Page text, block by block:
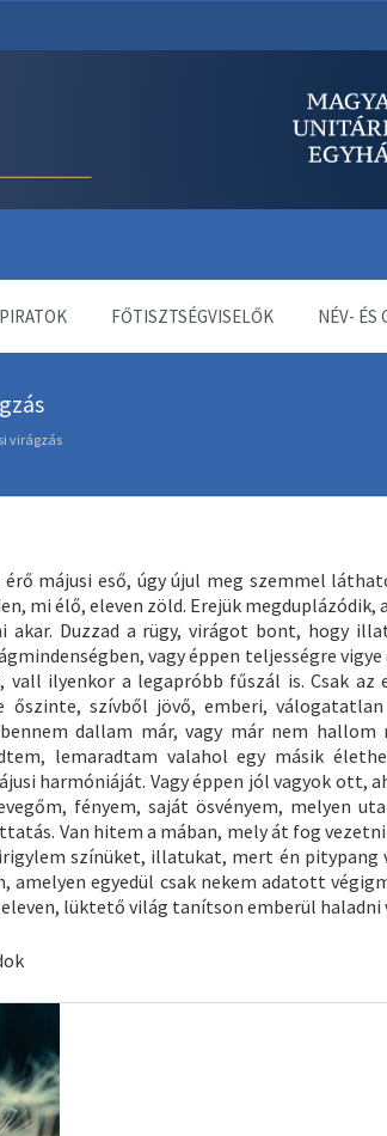
FŐTISZTSÉGVISELŐK NÉV- ÉS
virágzás
májusi eső, úgy újul meg szemmel
mi élő, eleven zöld. Erejük
Duzzad a rügy, virágot bont, hogy
vagy éppen teljességre
vall ilyenkor a legapróbb fűszál is. Csak
őszinte, szívből jövő, emberi,
dallam már, vagy már nem
lemaradtam valahol egy másik
harmóniáját. Vagy éppen jól vagyok ott,
fényem, saját ösvényem, melyen
Van hitem a mában, mely át fog
színüket, illatukat, mert én pitypang
amelyen egyedül csak nekem adatott
eleven, lüktető világ tanítson emberül